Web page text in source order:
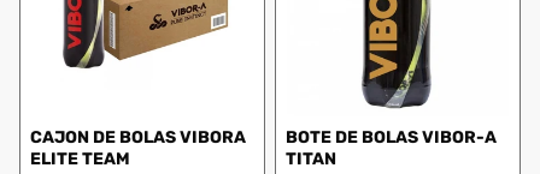
CAJON DE BOLAS VIBORA
ELITE TEAM
BOTE DE BOLAS VIBOR-A
TITAN